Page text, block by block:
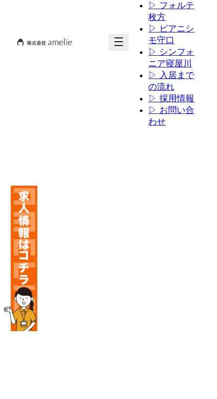
▷ フォルテ
枚方
▷ ピアニシ
モ守口
▷ シンフォ
ニア寝屋川
▷ 入居まで
の流れ
▷ 採用情報
▷ お問い合
わせ